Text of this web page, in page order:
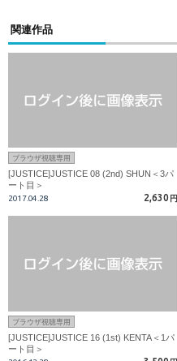
関連作品
ブラウザ視聴専用
[JUSTICE]JUSTICE 08 (2nd) SHUN＜3パ
ート目＞
2017.04.28 2,630 円
ブラウザ視聴専用
[JUSTICE]JUSTICE 16 (1st) KENTA＜1パ
ート目＞